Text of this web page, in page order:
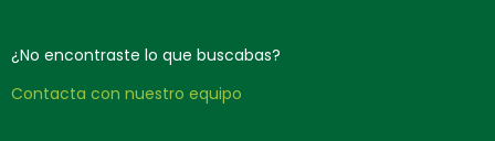
¿No encontraste lo que buscabas?
Contacta con nuestro equipo